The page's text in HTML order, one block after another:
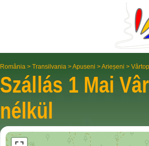
România > Transilvania >Apuseni >Arieșeni > Vârtop
Szállás 1 Mai
nélkül